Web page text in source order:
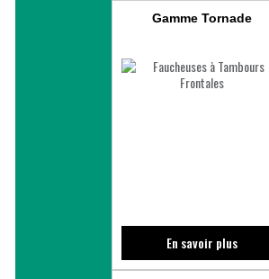
Gamme Tornade
En savoir plus